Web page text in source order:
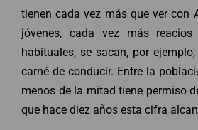
tienen cada vez más que ver con
jóvenes, cada vez más
habituales, se sacan, por
carné de conducir. Entre la
menos de la mitad tiene permiso
que hace diez años esta cifra